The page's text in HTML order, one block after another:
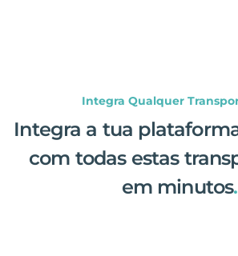
Integra Qualquer
Integra a tua
com todas estas
em minutos.